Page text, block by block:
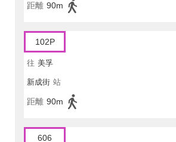
距離 90m
102P
往 美孚
新成街 站
距離 90m
606